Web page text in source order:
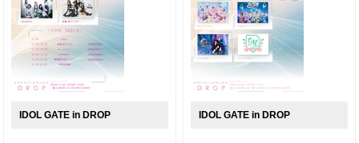
IDOL GATE in DROP IDOL GATE in DROP